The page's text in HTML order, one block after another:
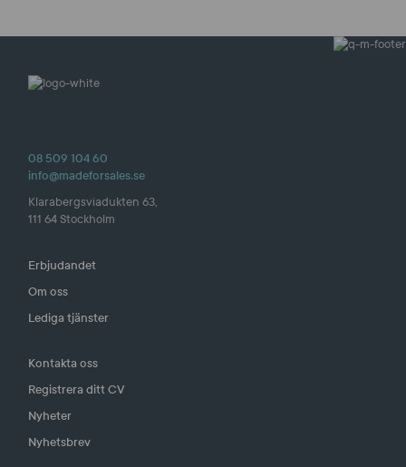
08 509 104 60
info@madeforsales.se
Klarabergsviadukten 63,
111 64 Stockholm
Erbjudandet
Om oss
Lediga tjänster
Kontakta oss
Registrera ditt CV
Nyheter
Nyhetsbrev